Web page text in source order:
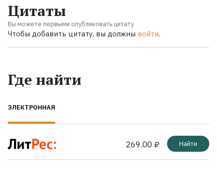
Цитаты
Вы можете первыми опубликовать цитату
Чтобы добавить цитату, вы должны войти.
Где найти
ЭЛЕКТРОННАЯ
269.00 ₽ Найти